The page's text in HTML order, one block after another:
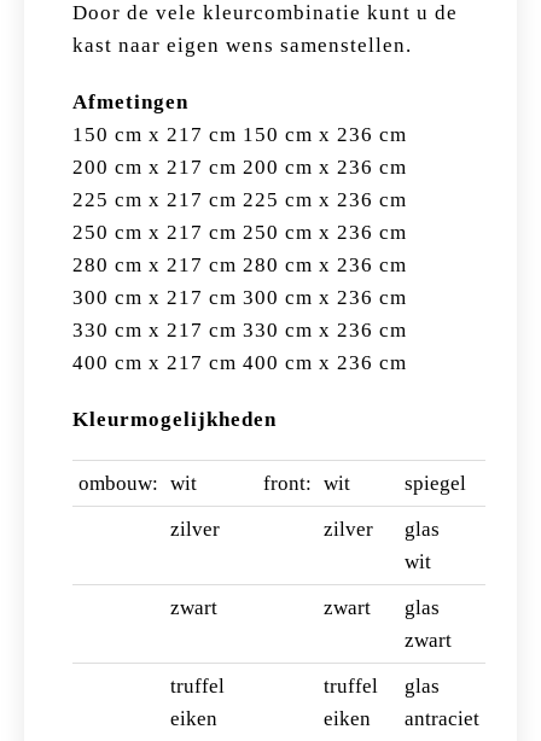
Door de vele kleurcombinatie kunt u de
kast naar eigen wens samenstellen.
Afmetingen
150 cm x 217 cm 150 cm x 236 cm
200 cm x 217 cm 200 cm x 236 cm
225 cm x 217 cm 225 cm x 236 cm
250 cm x 217 cm 250 cm x 236 cm
280 cm x 217 cm 280 cm x 236 cm
300 cm x 217 cm 300 cm x 236 cm
330 cm x 217 cm 330 cm x 236 cm
400 cm x 217 cm 400 cm x 236 cm
Kleurmogelijkheden
ombouw: wit front: wit
spiegel
zilver
zilver
glas
wit
zwart
zwart
glas
zwart
truffel
eiken
truffel
eiken
glas
antraciet